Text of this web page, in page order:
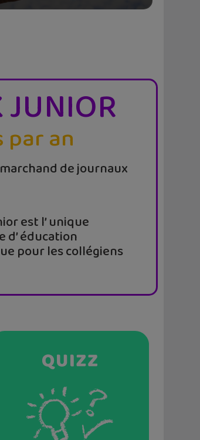
JUNIOR
par an
de journaux
est l’ unique
d’ éducation
pour les collégiens